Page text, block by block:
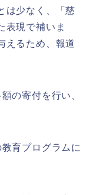
は少なく、「慈
表現で補いま
えるため、報道
の寄付を行い、
育プログラムに